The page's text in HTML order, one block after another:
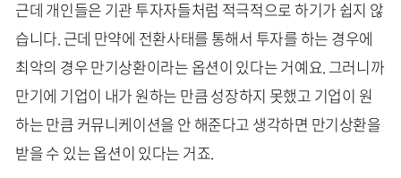
근데 개인들은 기관 투자자들처럼 적극적으로 하기가 쉽지 않
습니다. 근데 만약에 전환사태를 통해서 투자를 하는 경우에
최악의 경우 만기상환이라는 옵션이 있다는 거예요. 그러니까
만기에 기업이 내가 원하는 만큼 성장하지 못했고 기업이 원
하는 만큼 커뮤니케이션을 안 해준다고 생각하면 만기상환을
받을 수 있는 옵션이 있다는 거죠.